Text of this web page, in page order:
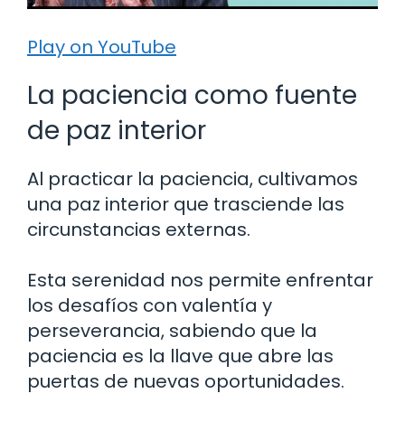
Play on YouTube
La paciencia como fuente
de paz interior
Al practicar la paciencia, cultivamos
una paz interior que trasciende las
circunstancias externas.
Esta serenidad nos permite enfrentar
los desafíos con valentía y
perseverancia, sabiendo que la
paciencia es la llave que abre las
puertas de nuevas oportunidades.